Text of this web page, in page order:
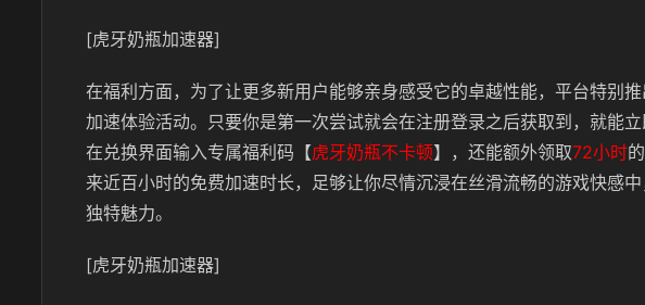
[虎牙奶瓶加速器]
在福利方面，为了让更多新用户能够亲身感受它的卓越性能，平台特别推
加速体验活动。只要你是第一次尝试就会在注册登录之后获取到，就能立
在兑换界面输入专属福利码【虎牙奶瓶不卡顿】，还能额外领取72小时
来近百小时的免费加速时长，足够让你尽情沉浸在丝滑流畅的游戏快感
独特魅力。
[虎牙奶瓶加速器]